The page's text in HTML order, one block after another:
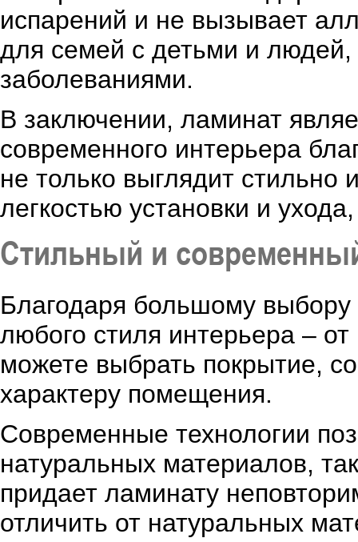
испарений и не вызывает
для семей с детьми и
заболеваниями.
В заключении, ламинат
современного интерьера
не только выглядит
легкостью установки и
Стильный и
Благодаря большому выбору
любого стиля интерьера –
можете выбрать покрытие,
характеру помещения.
Современные технологии
натуральных материалов,
придает ламинату
отличить от натуральных